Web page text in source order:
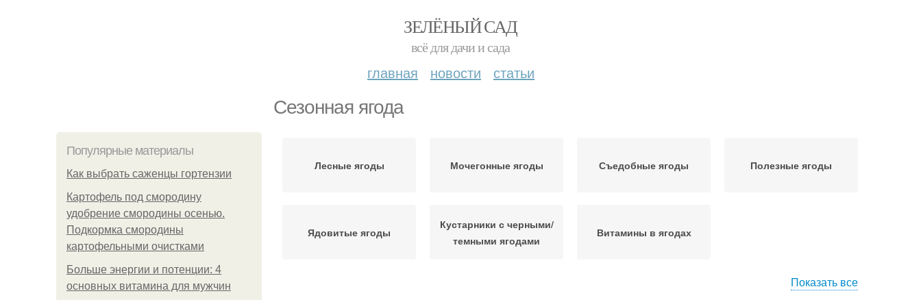
ЗЕЛЁНЫЙ САД
всё для дачи и сада
главная новости статьи
Сезонная ягода
Популярные материалы
Как выбрать саженцы гортензии
Картофель под смородину
удобрение смородины осенью.
Подкормка смородины
картофельными очистками
Больше энергии и потенции: 4
основных витамина для мужчин
Лесные ягоды Мочегонные ягоды Съедобные ягоды Полезные ягоды
Ядовитые ягоды
Кустарники с черными/
темными ягодами
Витамины в ягодах
Показать все